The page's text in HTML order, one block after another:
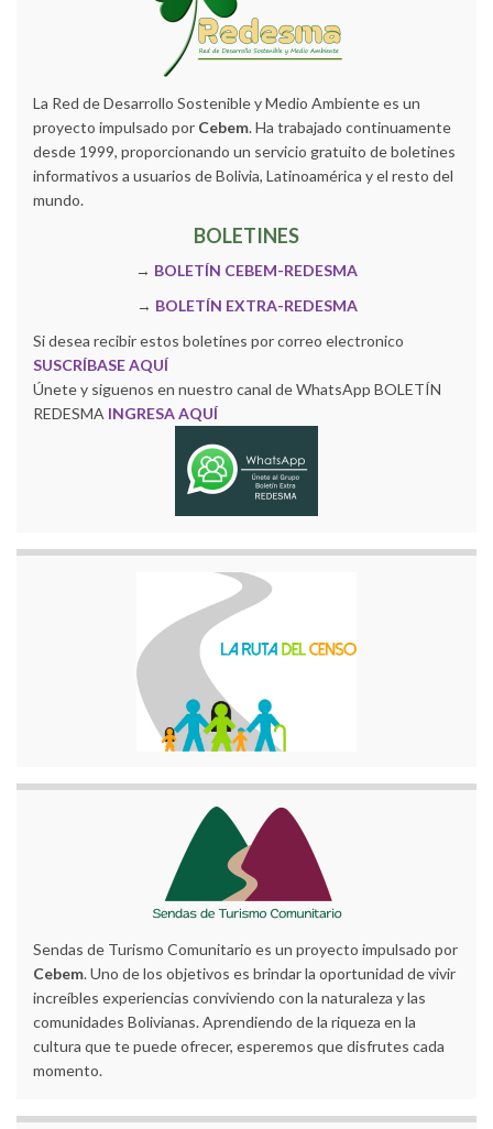
La Red de Desarrollo Sostenible y Medio Ambiente es un
proyecto impulsado por Cebem. Ha trabajado continuamente
desde 1999, proporcionando un servicio gratuito de boletines
informativos a usuarios de Bolivia, Latinoamérica y el resto del
mundo.
BOLETINES
→ BOLETÍN CEBEM-REDESMA
→ BOLETÍN EXTRA-REDESMA
Si desea recibir estos boletines por correo electronico
SUSCRÍBASE AQUÍ
Únete y siguenos en nuestro canal de WhatsApp BOLETÍN
REDESMA INGRESA AQUÍ
Sendas de Turismo Comunitario es un proyecto impulsado por
Cebem. Uno de los objetivos es brindar la oportunidad de vivir
increíbles experiencias conviviendo con la naturaleza y las
comunidades Bolivianas. Aprendiendo de la riqueza en la
cultura que te puede ofrecer, esperemos que disfrutes cada
momento.